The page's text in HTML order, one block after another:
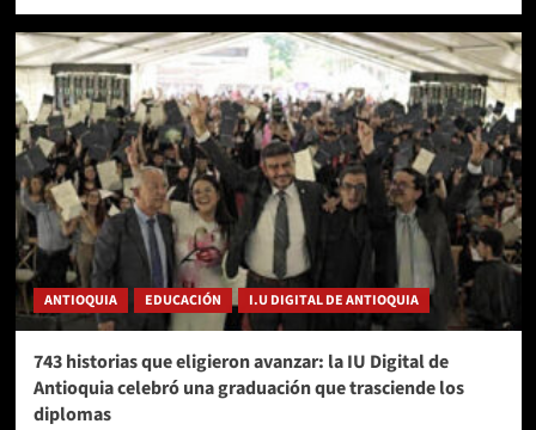
ANTIOQUIA EDUCACIÓN I.U DIGITAL DE ANTIOQUIA
743 historias que eligieron avanzar: la IU Digital de
Antioquia celebró una graduación que trasciende los
diplomas